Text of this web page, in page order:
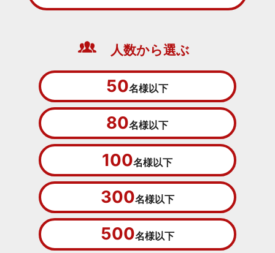
人数から選ぶ
50名様以下
80名様以下
100名様以下
300名様以下
500名様以下